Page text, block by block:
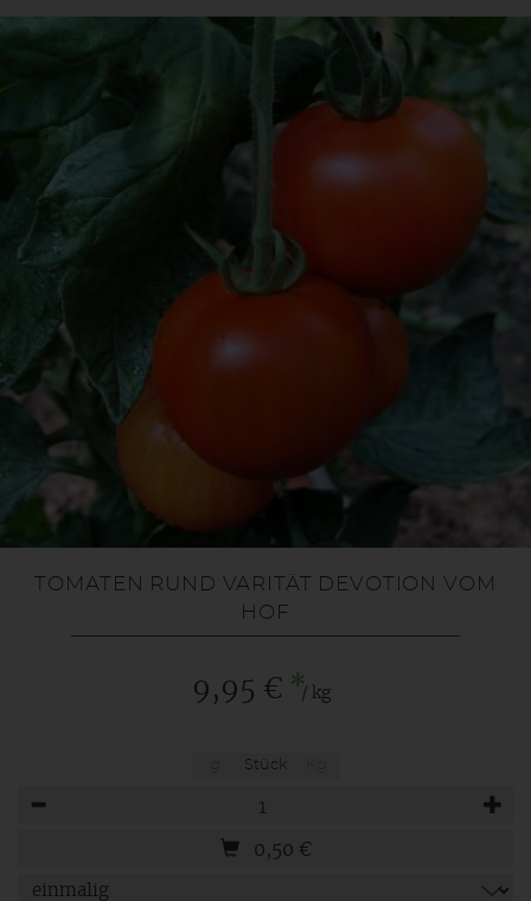
TOMATEN RUND VARITÄT DEVOTION VOM
HOF
9,95 € */ kg
Stück
0,50 €